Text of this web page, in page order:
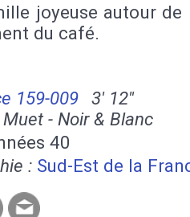
joyeuse autour de
du café.
159-009
3' 12''
Muet - Noir & Blanc
40
: Sud-Est de la